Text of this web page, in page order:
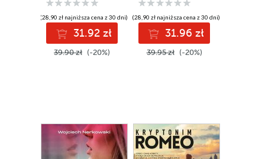
(28,90 zł najniższa cena z 30 dni)
31.92 zł
39.90 zł (-20%)
(28,90 zł najniższa cena z 30 dni)
31.96 zł
39.95 zł (-20%)